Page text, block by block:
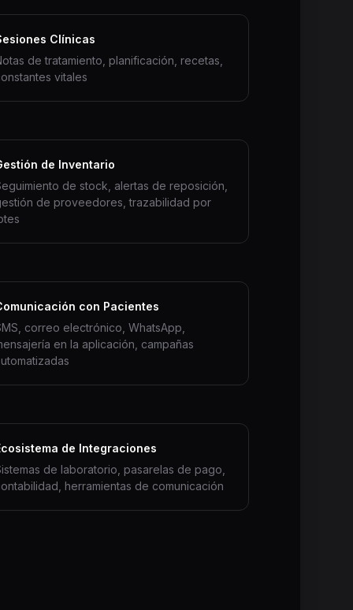
Clínicas
de tratamiento, planificación, recetas,
vitales
de Inventario
de stock, alertas de reposición,
de proveedores, trazabilidad por
con Pacientes
correo electrónico, WhatsApp,
en la aplicación, campañas
de Integraciones
de laboratorio, pasarelas de pago,
herramientas de comunicación